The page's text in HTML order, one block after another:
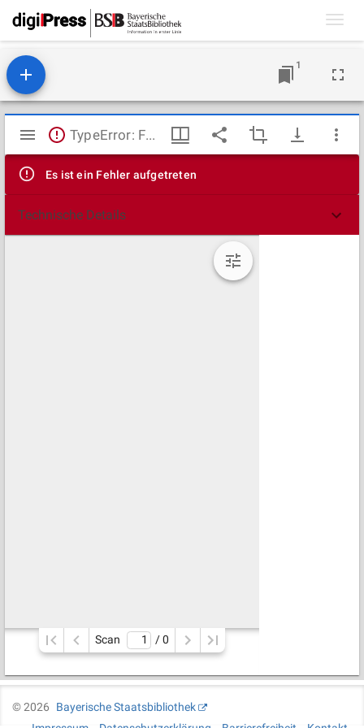
1
Mirador
Viewer
TypeError: Failed to fetch
Es ist ein Fehler aufgetreten
Technische Details
Scan / 0
©2026
Bayerische Staatsbibliothek